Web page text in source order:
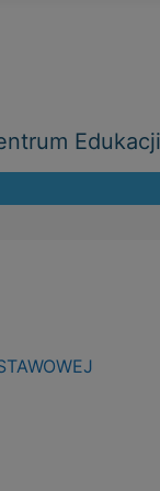
Edukacji